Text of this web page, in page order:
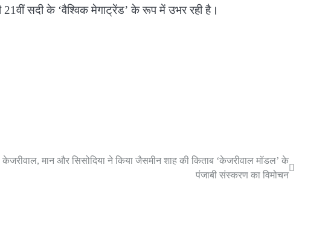
सदी के ‘वैश्विक मेगाट्रेंड’ के रूप में उभर रही है।
केजरीवाल, मान और सिसोदिया ने किया जैसमीन शाह की किताब ‘केजरीवाल मॉडल’ के
पंजाबी संस्करण का विमोचन